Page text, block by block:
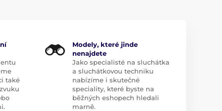
také
Modely, které jinde
nenajdete
Jako specialisté na sluchátka
a sluchátkovou techniku
nabízíme i skutečné
speciality, které byste na
běžných eshopech hledali
marně.